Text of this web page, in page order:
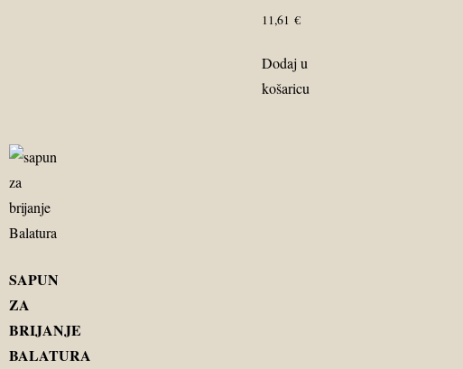
11,61 €
Dodaj u
košaricu
SAPUN
ZA
BRIJANJE
BALATURA